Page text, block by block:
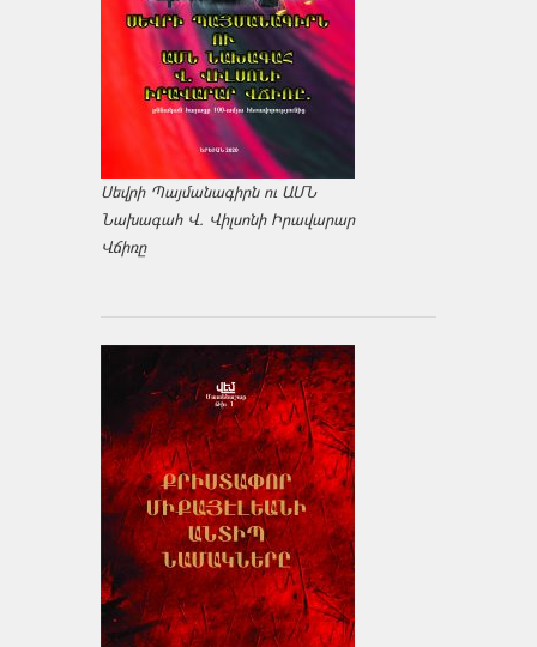
Սեվրի Պայմանագիրն ու ԱՄՆ
Նախագահ Վ. Վիլսոնի Իրավարար
Վճիռը